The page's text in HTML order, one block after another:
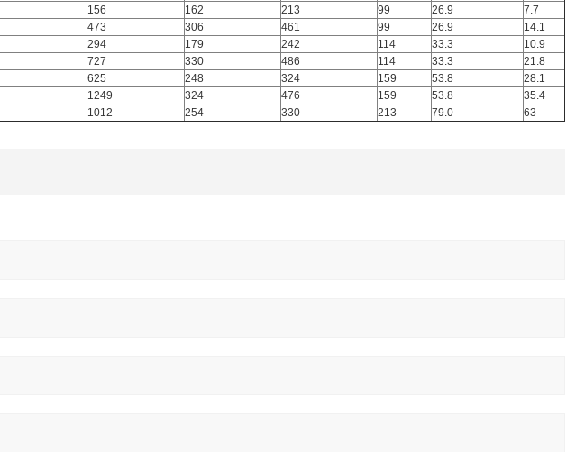
156 162 213 99 26.9
7.7
473 306 461 99 26.9
14.1
294 179 242 114 33.3
10.9
727 330 486 114 33.3
21.8
625 248 324 159 53.8
28.1
1249 324 476 159 53.8
35.4
1012 254 330 213 79.0 63